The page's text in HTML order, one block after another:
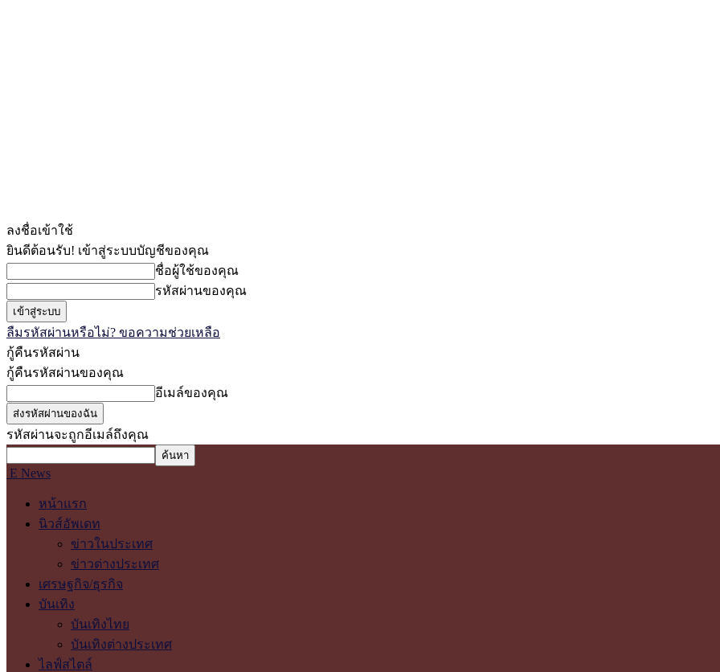
ลงชื่อเข้าใช้
ยินดีต้อนรับ! เข้าสู่ระบบบัญชีของคุณ
ชื่อผู้ใช้ของคุณ
รหัสผ่านของคุณ
ลืมรหัสผ่านหรือไม่? ขอความช่วยเหลือ
กู้คืนรหัสผ่าน
กู้คืนรหัสผ่านของคุณ
อีเมล์ของคุณ
รหัสผ่านจะถูกอีเมล์ถึงคุณ
E News
หน้าแรก
นิวส์อัพเดท
ข่าวในประเทศ
ข่าวต่างประเทศ
เศรษฐกิจ/ธุรกิจ
บันเทิง
บันเทิงไทย
บันเทิงต่างประเทศ
ไลฟ์สไตล์